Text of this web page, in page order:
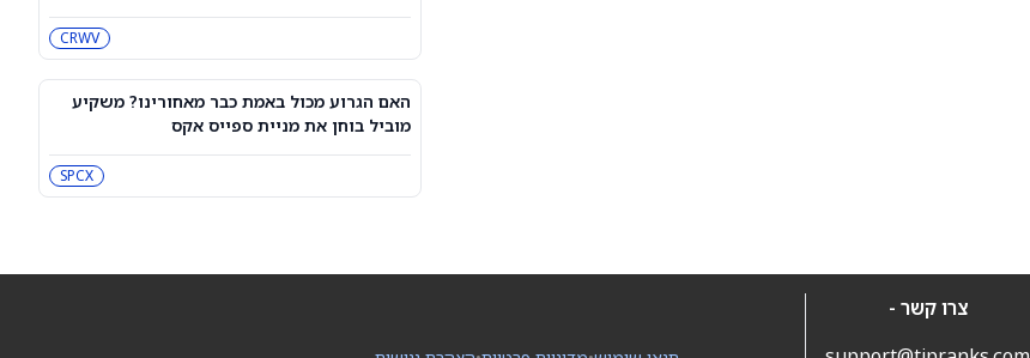
האם הגרוע מכול באמת כבר מאחורינו?
מיקרון או SK hynix: מניית שבבי AI אחת
MU
SKHY
CRWV
האם הגרוע מכול באמת כבר מאחורינו? משקיע
מוביל בוחן את מניית ספייס אקס
SPCX
צרו קשר -